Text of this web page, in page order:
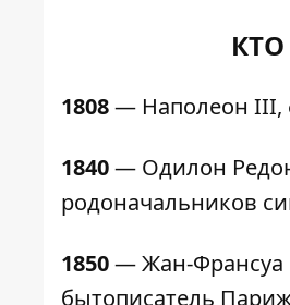
1808— Наполеон III,
1840— Одилон
родоначальников
1850— Жан-Франсуа
бытописатель